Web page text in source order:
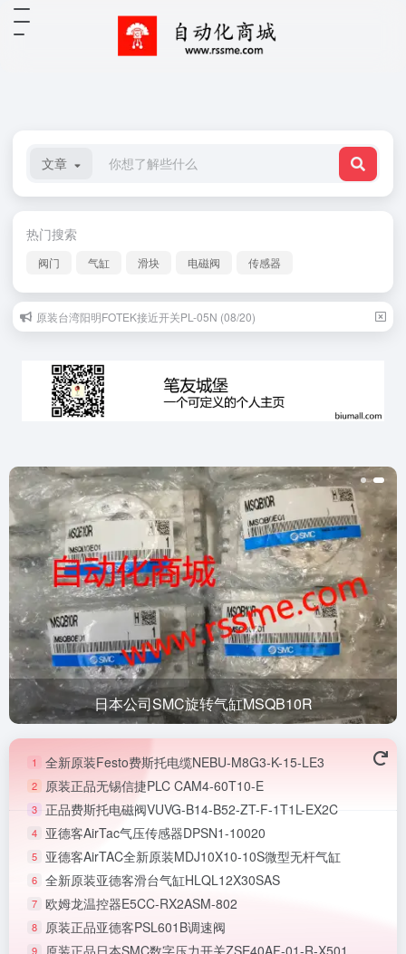
文章
热门搜索
阀门 气缸 滑块 电磁阀 传感器
原装台湾阳明FOTEK接近开关PL-05N (08/20)
日本公司SMC旋转气缸MSQB10R
1 全新原装Festo费斯托电缆NEBU-M8G3-K-15-LE3
2 原装正品无锡信捷PLC CAM4-60T10-E
3 正品费斯托电磁阀VUVG-B14-B52-ZT-F-1T1L-EX2C
4 亚德客AirTac气压传感器DPSN1-10020
5 亚德客AirTAC全新原装MDJ10X10-10S微型无杆气缸
6 全新原装亚德客滑台气缸HLQL12X30SAS
7 欧姆龙温控器E5CC-RX2ASM-802
8 原装正品亚德客PSL601B调速阀
9 原装正品日本SMC数字压力开关ZSE40AF-01-R-X501